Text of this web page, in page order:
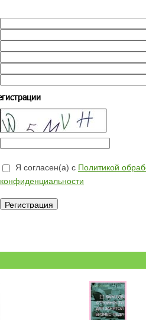
Я согласен(а) с Политикой
конфиденциальности